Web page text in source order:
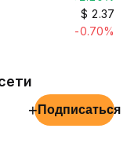
$ 2.37
-0.70%
+ Подписаться